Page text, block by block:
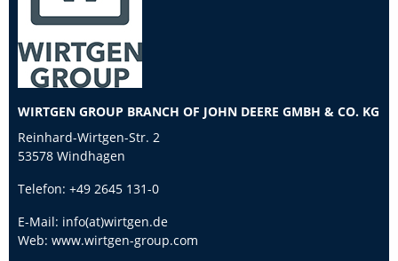
WIRTGEN GROUP BRANCH OF JOHN DEERE GMBH & CO. KG
Reinhard-Wirtgen-Str. 2
53578 Windhagen
Telefon: +49 2645 131-0
E-Mail: info(at)wirtgen.de
Web: www.wirtgen-group.com